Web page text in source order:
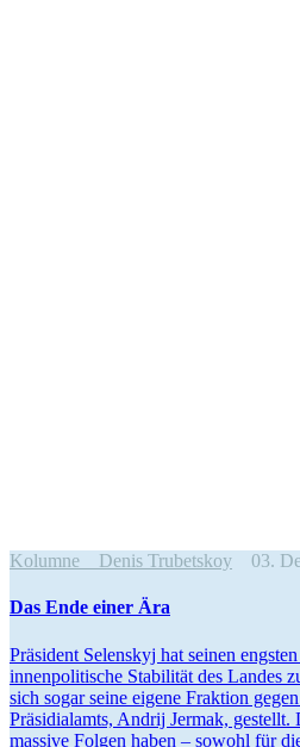
Kolumne Denis Trubetskoy 03.
Das Ende einer Ära
Prä­si­dent Selen­skyj hat seinen
innen­po­li­ti­sche Sta­bi­li­tät des Landes
sich sogar seine eigene Frak­tion
Prä­si­di­al­amts, Andrij Jermak, gestellt.
massive Folgen haben – sowohl für